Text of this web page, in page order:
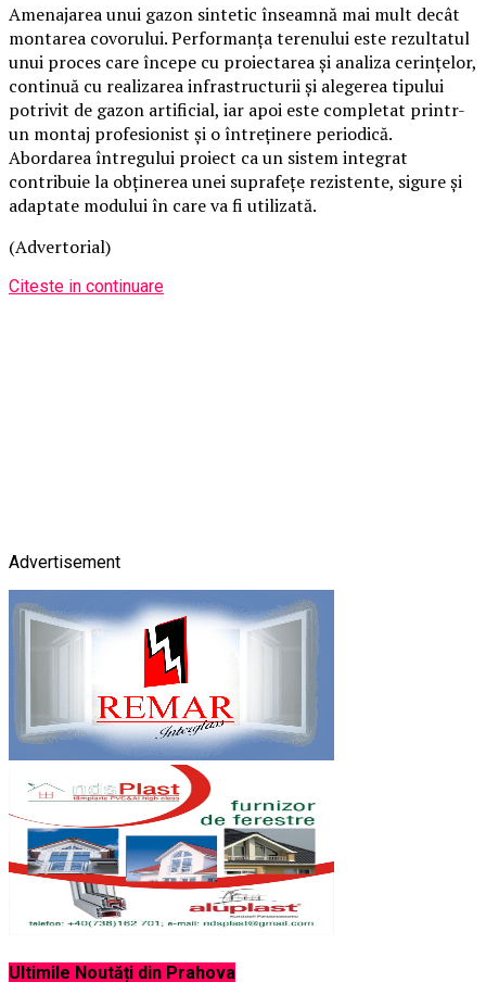
Amenajarea unui gazon sintetic înseamnă mai mult decât
montarea covorului. Performanța terenului este rezultatul
unui proces care începe cu proiectarea și analiza cerințelor,
continuă cu realizarea infrastructurii și alegerea tipului
potrivit de gazon artificial, iar apoi este completat printr-
un montaj profesionist și o întreținere periodică.
Abordarea întregului proiect ca un sistem integrat
contribuie la obținerea unei suprafețe rezistente, sigure și
adaptate modului în care va fi utilizată.
(Advertorial)
Citeste in continuare
Advertisement
Ultimile Noutăți din Prahova